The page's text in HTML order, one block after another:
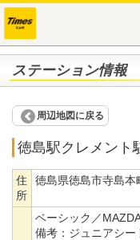
ステーション情報
周辺地図に戻る
徳島駅クレメント
住
所
徳島県徳島市寺島本
ベーシック／
備考： ジュニアシー